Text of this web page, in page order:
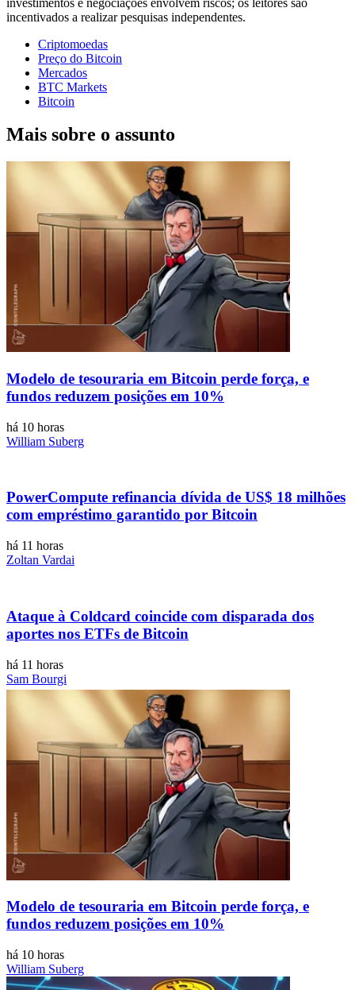
incentivados a realizar pesquisas independentes.
Criptomoedas
Preço do Bitcoin
Mercados
BTC Markets
Bitcoin
Mais sobre o assunto
Modelo de tesouraria em Bitcoin perde força, e
fundos reduzem posições em 10%
há 10 horas
William Suberg
PowerCompute refinancia dívida de US$ 18 milhões
com empréstimo garantido por Bitcoin
há 11 horas
Zoltan Vardai
Ataque à Coldcard coincide com disparada dos
aportes nos ETFs de Bitcoin
há 11 horas
Sam Bourgi
Modelo de tesouraria em Bitcoin perde força, e
fundos reduzem posições em 10%
há 10 horas
William Suberg